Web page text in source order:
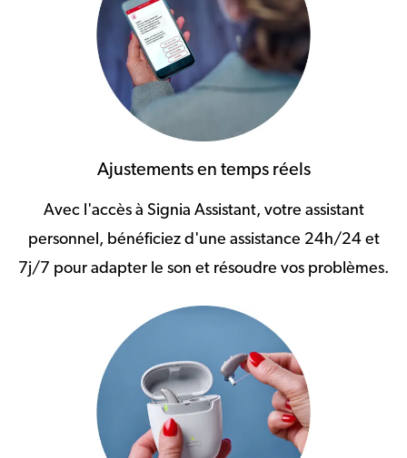
Ajustements en temps réels
Avec l'accès à Signia Assistant, votre assistant
personnel, bénéficiez d'une assistance 24h/24 et
7j/7 pour adapter le son et résoudre vos problèmes.